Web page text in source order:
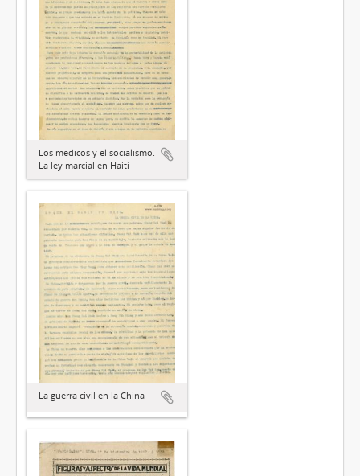
Los médicos y el socialismo.
La ley marcial en Haití
La guerra civil en la China